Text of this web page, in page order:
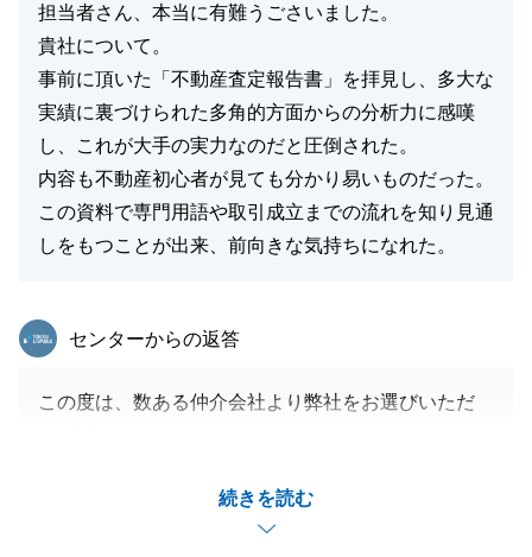
担当者さん、本当に有難うごさいました。
貴社について。
事前に頂いた「不動産査定報告書」を拝見し、多大な
実績に裏づけられた多角的方面からの分析力に感嘆
し、これが大手の実力なのだと圧倒された。
内容も不動産初心者が見ても分かり易いものだった。
この資料で専門用語や取引成立までの流れを知り見通
しをもつことが出来、前向きな気持ちになれた。
続きを読む
東急リバブル
センターからの返答
この度は、数ある仲介会社より弊社をお選びいただ
ついてのお手伝いをさせて頂き、誠に嬉しく存じまし